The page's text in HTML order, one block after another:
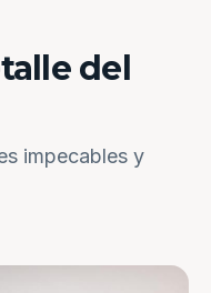
del
impecables y